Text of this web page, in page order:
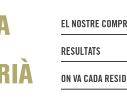
EL NOSTRE
RESULTATS
ON VA CADA